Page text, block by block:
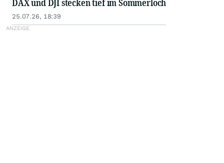
DAX und DJI stecken tief im Sommerloch
25.07.26, 18:39